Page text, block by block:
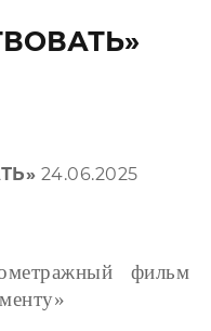
24.06.2025
фильм